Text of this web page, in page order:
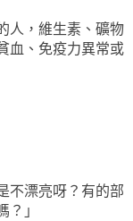
人，維生素、礦物
血、免疫力異常或
不漂亮呀？有的部
」